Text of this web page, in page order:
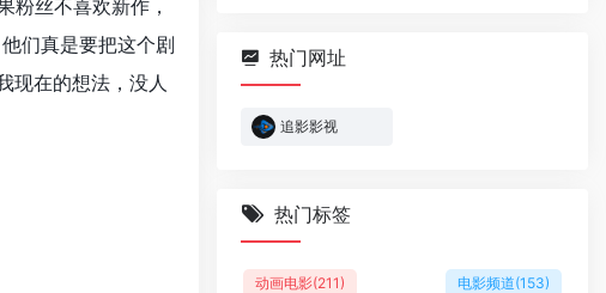
粉丝不喜欢新作，
们真是要把这个剧
现在的想法，没人
热门网址
追影影视
热门标签
动画电影(211) 电影频道(153)